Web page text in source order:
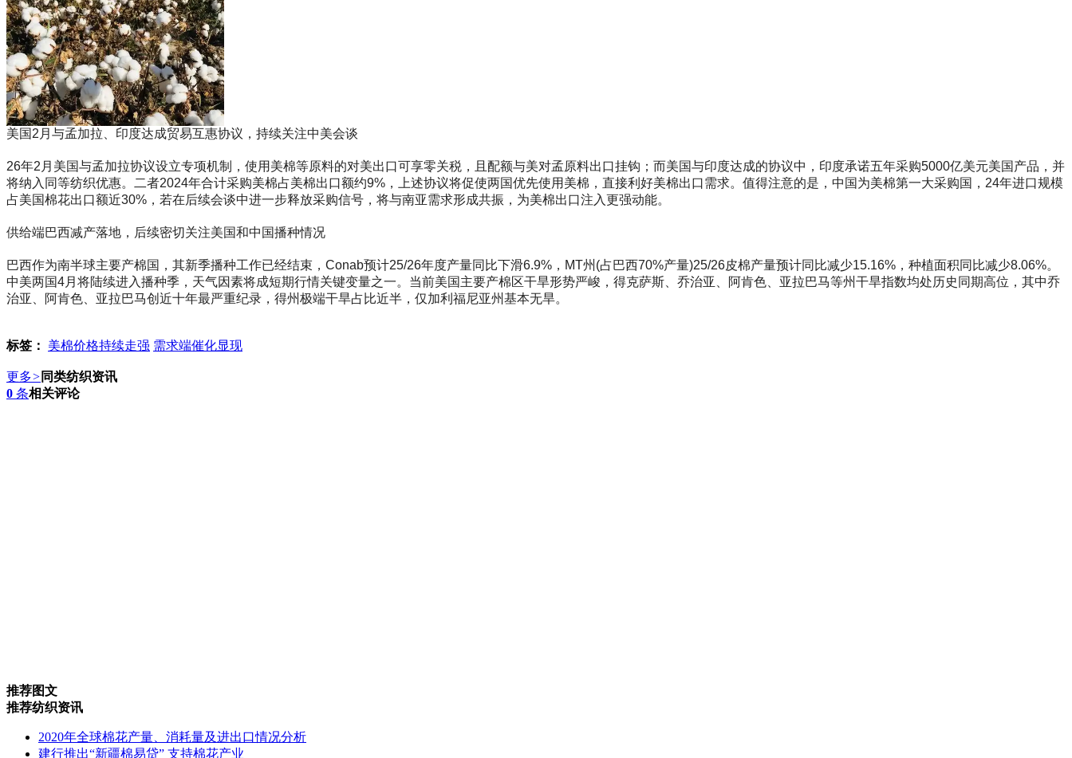
美国2月与孟加拉、印度达成贸易互惠协议，持续关注中美会谈
26年2月美国与孟加拉协议设立专项机制，使用美棉等原料的对美出口可享零关税，且配额与美对孟原料出口挂钩；而美国与印度达成的协议中，印度承诺五年采购5000亿美元美国产品，并
将纳入同等纺织优惠。二者2024年合计采购美棉占美棉出口额约9%，上述协议将促使两国优先使用美棉，直接利好美棉出口需求。值得注意的是，中国为美棉第一大采购国，24年进口规模
占美国棉花出口额近30%，若在后续会谈中进一步释放采购信号，将与南亚需求形成共振，为美棉出口注入更强动能。
供给端巴西减产落地，后续密切关注美国和中国播种情况
巴西作为南半球主要产棉国，其新季播种工作已经结束，Conab预计25/26年度产量同比下滑6.9%，MT州(占巴西70%产量)25/26皮棉产量预计同比减少15.16%，种植面积同比减少8.06%。
中美两国4月将陆续进入播种季，天气因素将成短期行情关键变量之一。当前美国主要产棉区干旱形势严峻，得克萨斯、乔治亚、阿肯色、亚拉巴马等州干旱指数均处历史同期高位，其中乔
治亚、阿肯色、亚拉巴马创近十年最严重纪录，得州极端干旱占比近半，仅加利福尼亚州基本无旱。
标签： 美棉价格持续走强 需求端催化显现
更多> 同类纺织资讯
0 条相关评论
推荐图文
推荐纺织资讯
2020年全球棉花产量、消耗量及进出口情况分析
建行推出“新疆棉易贷” 支持棉花产业